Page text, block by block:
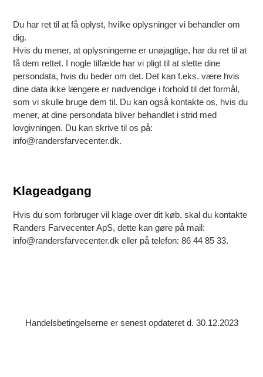
Du har ret til at få oplyst, hvilke oplysninger vi behandler om
dig.
Hvis du mener, at oplysningerne er unøjagtige, har du ret til at
få dem rettet. I nogle tilfælde har vi pligt til at slette dine
persondata, hvis du beder om det. Det kan f.eks. være hvis
dine data ikke længere er nødvendige i forhold til det formål,
som vi skulle bruge dem til. Du kan også kontakte os, hvis du
mener, at dine persondata bliver behandlet i strid med
lovgivningen. Du kan skrive til os på:
info@randersfarvecenter.dk.
Klageadgang
Hvis du som forbruger vil klage over dit køb, skal du kontakte
Randers Farvecenter ApS, dette kan gøre på mail:
info@randersfarvecenter.dk eller på telefon: 86 44 85 33.
Handelsbetingelserne er senest opdateret d. 30.12.2023